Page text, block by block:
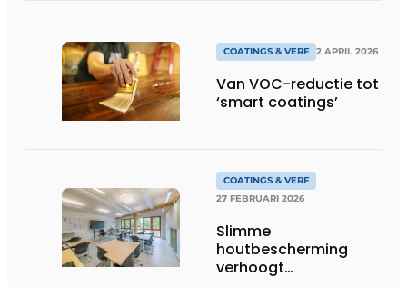
COATINGS & VERF 2 APRIL 2026
Van VOC-reductie tot
‘smart coatings’
COATINGS & VERF
27 FEBRUARI 2026
Slimme
houtbescherming
verhoogt